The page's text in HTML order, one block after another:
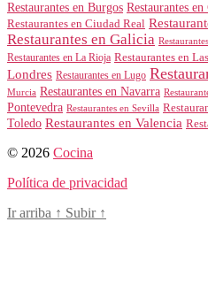
Restaurantes en Burgos Restaurantes
Restaurantes en Ciudad Real
Restaurantes en Galicia
Restaurantes en La Rioja Restaurantes en
Londres Restaurantes en Lugo
Murcia Restaurantes en Navarra
Pontevedra Restaurantes en Sevilla
Toledo Restaurantes en Valencia
© 2026 Cocina
Política de privacidad
Ir arriba ↑ Subir ↑